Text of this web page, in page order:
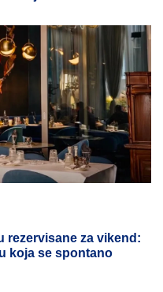
rezervisane za vikend:
koja se spontano